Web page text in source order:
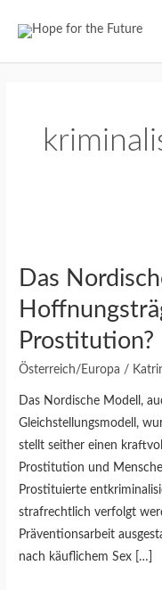
Inhalt
Das
Prostitution?
Österreich/Europa /
Das Nordische Modell,
Gleichstellungsmodell,
stellt seither einen
Prostitution und
Prostituierte
strafrechtlich verfolgt
Präventionsarbeit
nach käuflichem Sex […]
Modell:
Hoffnungsträger
im
Kampf
gegen